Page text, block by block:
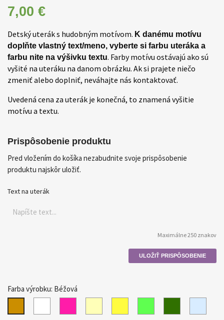
7,00 €
Detský uterák s hudobným motívom. K danému motívu
doplňte vlastný text/meno, vyberte si farbu uteráka a
farbu nite na výšivku textu. Farby motívu ostávajú ako sú
vyšité na uteráku na danom obrázku. Ak si prajete niečo
zmeniť alebo doplniť, neváhajte nás kontaktovať.
Uvedená cena za uterák je konečná, to znamená vyšitie
motívu a textu.
Prispôsobenie produktu
Pred vložením do košíka nezabudnite svoje prispôsobenie
produktu najskôr uložiť.
Text na uterák
Maximálne 250 znakov
ULOŽIŤ PRISPÔSOBENIE
Farba výrobku: Béžová
zelená
zelená